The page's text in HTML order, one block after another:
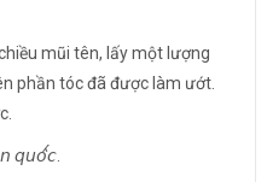
mũi tên, lấy một lượng
phần tóc đã được làm ướt.
𝘲𝘶𝘰̂́𝘤.